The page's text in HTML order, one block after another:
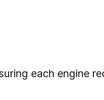
each engine